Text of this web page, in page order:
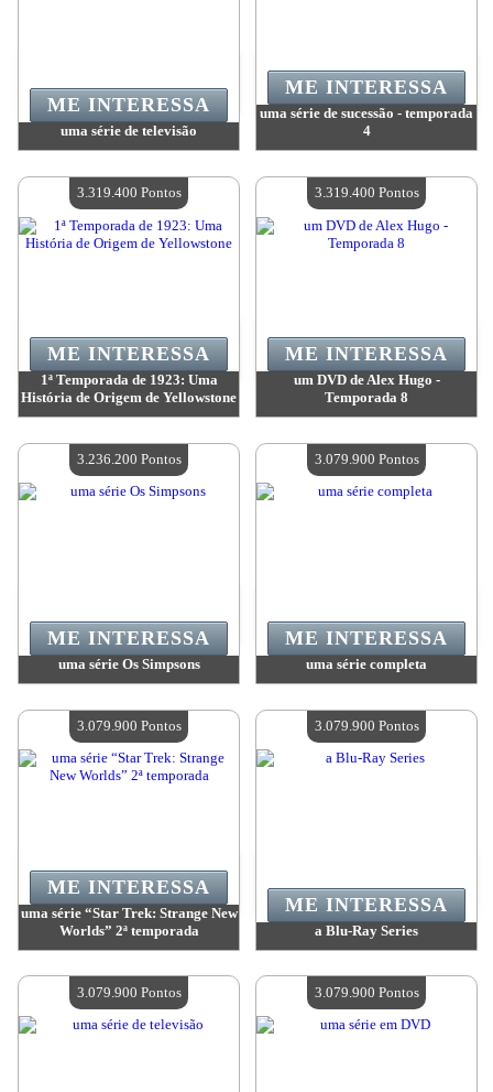
uma série de televisão
Quantidade disponível:4
ME INTERESSA
uma série de sucessão - temporada
4
Quantidade disponível:4
ME INTERESSA
1ª Temporada de 1923: Uma
História de Origem de Yellowstone
Quantidade disponível:4
ME INTERESSA
3.319.400 Pontos
um DVD de Alex Hugo -
Temporada 8
Quantidade disponível:4
ME INTERESSA
3.319.400 Pontos
uma série Os Simpsons
Quantidade disponível:4
ME INTERESSA
3.236.200 Pontos
uma série completa
Quantidade disponível:4
ME INTERESSA
3.079.900 Pontos
uma série “Star Trek: Strange New
Worlds” 2ª temporada
Quantidade disponível:4
ME INTERESSA
3.079.900 Pontos
a Blu-Ray Series
Quantidade disponível:4
ME INTERESSA
3.079.900 Pontos
3.079.900 Pontos 3.079.900 Pontos